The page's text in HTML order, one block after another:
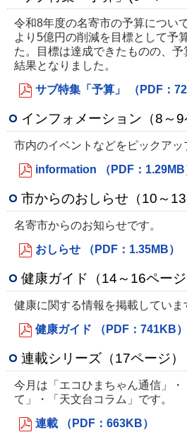
令和8年度の名寄市の予算につい
より5億円の削減を目標として予
た。目標は達成できたものの、
結果となりました。
サブ特集「予算」 （PDF：
インフォメーション（8～9
市内のイベントなどをピックアッ
information （PDF：1.29MB
市からのおしらせ（10～13
名寄市からのお知らせです。
おしらせ （PDF：1.35MB）
健康ガイド（14～16ページ
健康に関する情報を掲載していま
健康ガイド （PDF：741KB）
連載シリーズ（17ページ）
今月は「エコひまちゃん通信」
て」・「天文台コラム」です。
連載 （PDF：663KB）